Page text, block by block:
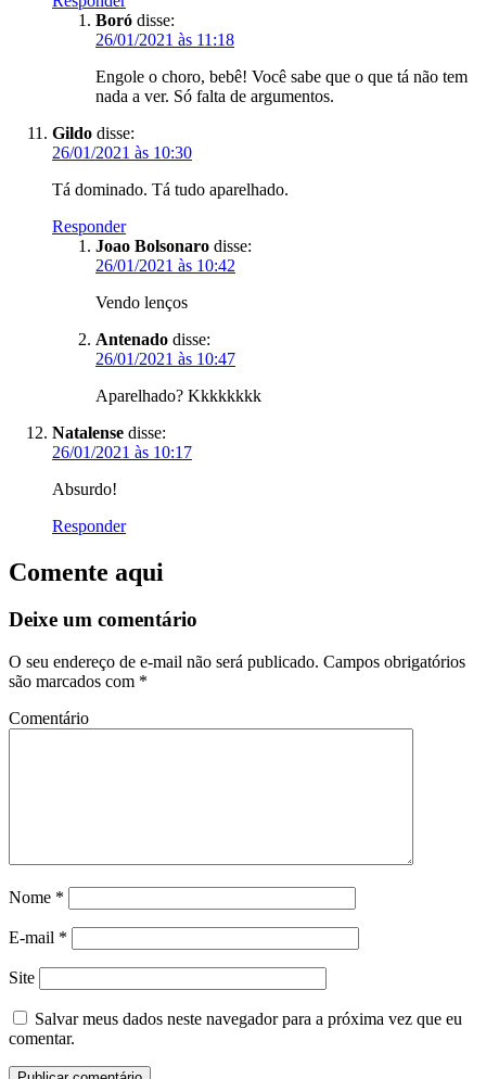
Boró disse:
26/01/2021 às 11:18
Engole o choro, bebê! Você sabe que o que tá não tem
nada a ver. Só falta de argumentos.
Gildo disse:
26/01/2021 às 10:30
Tá dominado. Tá tudo aparelhado.
Responder
Joao Bolsonaro disse:
26/01/2021 às 10:42
Vendo lenços
Antenado disse:
26/01/2021 às 10:47
Aparelhado? Kkkkkkkk
Natalense disse:
26/01/2021 às 10:17
Absurdo!
Responder
Comente aqui
Deixe um comentário
O seu endereço de e-mail não será publicado. Campos obrigatórios
são marcados com *
Comentário
Nome *
E-mail *
Site
Salvar meus dados neste navegador para a próxima vez que eu
comentar.